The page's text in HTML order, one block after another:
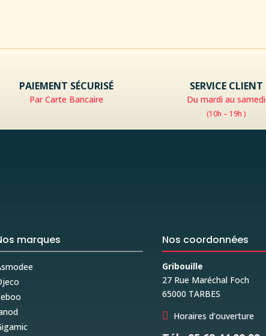
PAIEMENT SÉCURISÉ
Par Carte Bancaire
SERVICE CLIENT
Du mardi au samedi
(10h – 19h )
marques Nos coordonnées
Gribouille
27 Rue Maréchal Foch
65000 TARBES
 Horaires d’ouverture